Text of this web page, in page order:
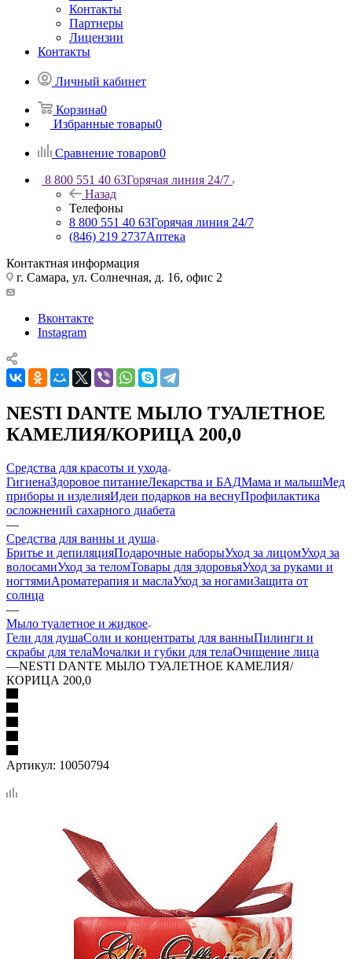
Контакты
Партнеры
Лицензии
Контакты
Личный кабинет
Корзина0
Избранные товары0
Сравнение товаров0
8 800 551 40 63Горячая линия 24/7
Назад
Телефоны
8 800 551 40 63Горячая линия 24/7
(846) 219 2737Аптека
Контактная информация
г. Самара, ул. Солнечная, д. 16, офис 2
Вконтакте
Instagram
NESTI DANTE МЫЛО ТУАЛЕТНОЕ
КАМЕЛИЯ/КОРИЦА 200,0
Средства для красоты и ухода
ГигиенаЗдоровое питаниеЛекарства и БАДМама и малышМед
приборы и изделияИдеи подарков на веснуПрофилактика
осложнений сахарного диабета
—
Средства для ванны и душа
Бритье и депиляцияПодарочные наборыУход за лицомУход за
волосамиУход за теломТовары для здоровьяУход за руками и
ногтямиАроматерапия и маслаУход за ногамиЗащита от
солнца
—
Мыло туалетное и жидкое
Гели для душаСоли и концентраты для ванныПилинги и
скрабы для телаМочалки и губки для телаОчищение лица
—NESTI DANTE МЫЛО ТУАЛЕТНОЕ КАМЕЛИЯ/
КОРИЦА 200,0
Артикул: 10050794